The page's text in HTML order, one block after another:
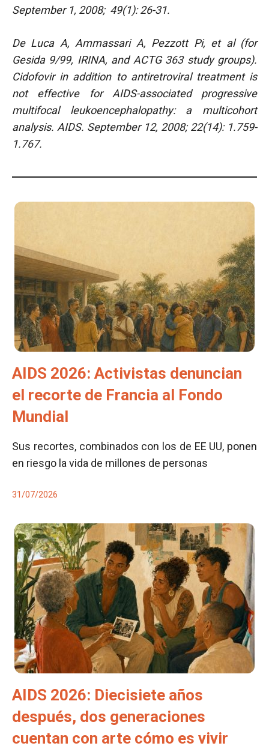
September 1, 2008; 49(1): 26-31.
De Luca A, Ammassari A, Pezzott Pi, et al (for
Gesida 9/99, IRINA, and ACTG 363 study groups).
Cidofovir in addition to antiretroviral treatment is
not effective for AIDS-associated progressive
multifocal leukoencephalopathy: a multicohort
analysis. AIDS. September 12, 2008; 22(14): 1.759-
1.767.
AIDS 2026: Activistas denuncian
el recorte de Francia al Fondo
Mundial
Sus recortes, combinados con los de EE UU, ponen
en riesgo la vida de millones de personas
31/07/2026
AIDS 2026: Diecisiete años
después, dos generaciones
cuentan con arte cómo es vivir